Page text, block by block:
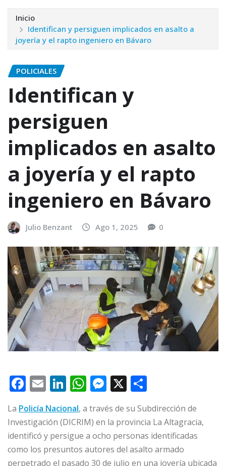
Inicio
Identifican y persiguen implicados en asalto a
joyería y el rapto ingeniero en Bávaro
POLICIALES
Identifican y
persiguen
implicados en asalto
a joyería y el rapto
ingeniero en Bávaro
Julio Benzant Ago 1, 2025 0
F
a
c
e
b
E
m
ai
l
Li
k
e
dI
W
at
s
A
M
e
ss
e
n
X
o
m
p
ar
La Policía Nacional, a través de su Subdirección de
Investigación (DICRIM) en la provincia La Altagracia,
identificó y persigue a ocho personas identificadas
como los presuntos autores del asalto armado
perpetrado el pasado 30 de julio en una joyería ubicada